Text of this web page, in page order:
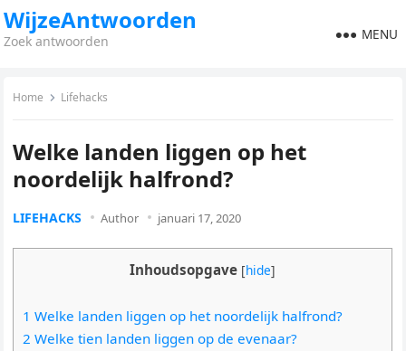
WijzeAntwoorden
Zoek antwoorden MENU
Home Lifehacks
Welke landen liggen op het
noordelijk halfrond?
LIFEHACKS Author januari 17, 2020
Inhoudsopgave [hide]
1 Welke landen liggen op het noordelijk halfrond?
2 Welke tien landen liggen op de evenaar?